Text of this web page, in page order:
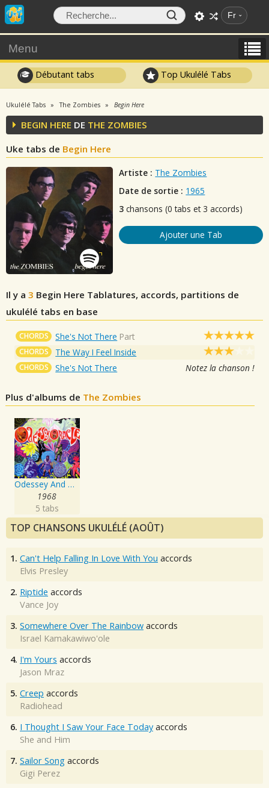
Fr
Menu
Débutant tabs Top Ukulélé Tabs
Ukulélé Tabs The Zombies Begin Here
BEGIN HERE DE THE ZOMBIES
Uke tabs de Begin Here
Artiste : The Zombies
Date de sortie : 1965
3 chansons (0 tabs et 3 accords)
Ajouter une Tab
Il y a 3 Begin Here Tablatures, accords, partitions de
ukulélé tabs en base
CHORDS She's Not There Part
CHORDS The Way I Feel Inside
CHORDS She's Not There Notez la chanson !
Plus d'albums de The Zombies
Odessey And Oracle
1968
5 tabs
TOP CHANSONS UKULÉLÉ (AOÛT)
1. Can't Help Falling In Love With You accords
Elvis Presley
2. Riptide accords
Vance Joy
3. Somewhere Over The Rainbow accords
Israel Kamakawiwo'ole
4. I'm Yours accords
Jason Mraz
5. Creep accords
Radiohead
6. I Thought I Saw Your Face Today accords
She and Him
7. Sailor Song accords
Gigi Perez